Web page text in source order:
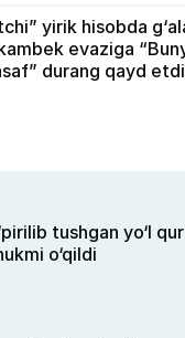
yirik hisobda
evaziga
durang qayd etdi
tushgan yo‘l
o‘qildi